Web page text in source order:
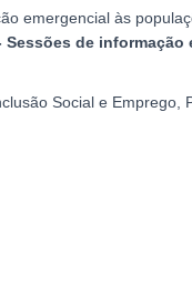
emergencial às
Sessões de
Social e